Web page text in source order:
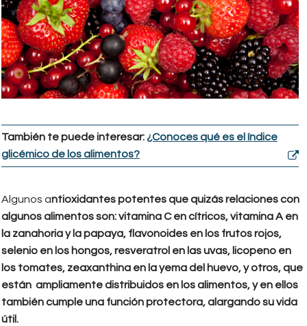
También te puede interesar:¿Conoces qué es el índice
glicémico de los alimentos?
Algunos antioxidantes potentes que quizás relaciones con
algunos alimentos son: vitamina C en cítricos, vitamina A en
la zanahoria y la papaya, flavonoides en los frutos rojos,
selenio en los hongos, resveratrol en las uvas, licopeno en
los tomates, zeaxanthina en la yema del huevo, y otros, que
están ampliamente distribuidos en los alimentos, y en ellos
también cumple una función protectora, alargando su vida
útil.